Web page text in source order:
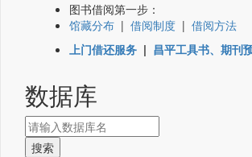
图书借阅第一步：
馆藏分布 | 借阅制度 | 借阅方法
上门借还服务 | 昌平工具书、期刊
数据库